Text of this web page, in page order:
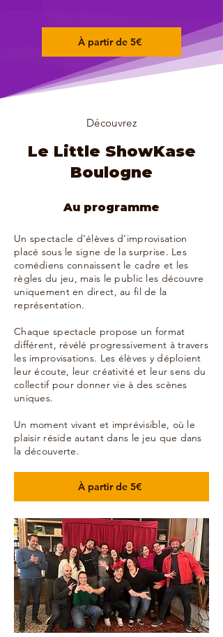
À partir de 5€
Découvrez
Le Little ShowKase
Boulogne
Au programme
Un spectacle d’élèves d’improvisation
placé sous le signe de la surprise. Les
comédiens connaissent le cadre et les
règles du jeu, mais le public les découvre
uniquement en direct, au fil de la
représentation.
Chaque spectacle propose un format
différent, révélé progressivement à travers
les improvisations. Les élèves y déploient
leur écoute, leur créativité et leur sens du
collectif pour donner vie à des scènes
uniques.
Un moment vivant et imprévisible, où le
plaisir réside autant dans le jeu que dans
la découverte.
À partir de 5€